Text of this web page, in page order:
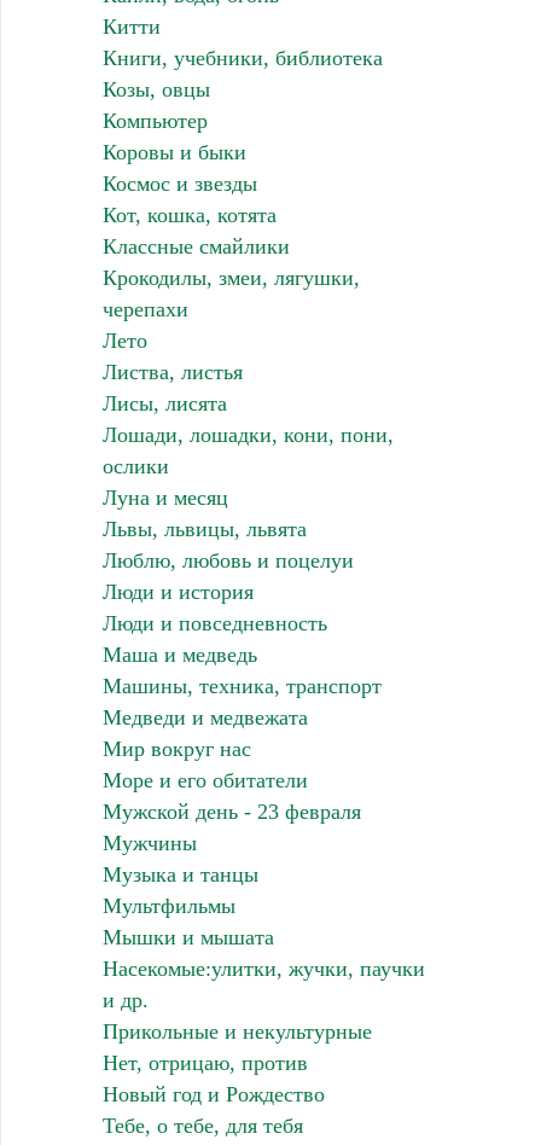
Китти
Книги, учебники, библиотека
Козы, овцы
Компьютер
Коровы и быки
Космос и звезды
Кот, кошка, котята
Классные смайлики
Крокодилы, змеи, лягушки,
черепахи
Лето
Листва, листья
Лисы, лисята
Лошади, лошадки, кони, пони,
ослики
Луна и месяц
Львы, львицы, львята
Люблю, любовь и поцелуи
Люди и история
Люди и повседневность
Маша и медведь
Машины, техника, транспорт
Медведи и медвежата
Мир вокруг нас
Море и его обитатели
Мужской день - 23 февраля
Мужчины
Музыка и танцы
Мультфильмы
Мышки и мышата
Насекомые:улитки, жучки, паучки
и др.
Прикольные и некультурные
Нет, отрицаю, против
Новый год и Рождество
Тебе, о тебе, для тебя